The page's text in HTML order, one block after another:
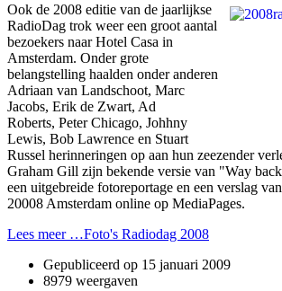
Ook de 2008 editie van de jaarlijkse
RadioDag trok weer een groot aantal
bezoekers naar Hotel Casa in
Amsterdam. Onder grote
belangstelling haalden onder anderen
Adriaan van Landschoot, Marc
Jacobs, Erik de Zwart, Ad
Roberts, Peter Chicago, Johhny
Lewis, Bob Lawrence en Stuart
Russel herinneringen op aan hun zeezender
Graham Gill zijn bekende versie van "Way
een uitgebreide fotoreportage en een verslag
20008 Amsterdam online op MediaPages.
Lees meer …Foto's Radiodag 2008
Gepubliceerd op 15 januari 2009
8979 weergaven